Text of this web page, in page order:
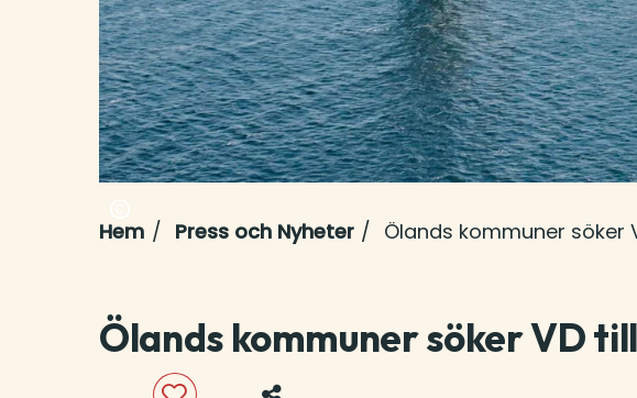
Hem Press och Nyheter Ölands kommuner
Ölands kommuner söker VD